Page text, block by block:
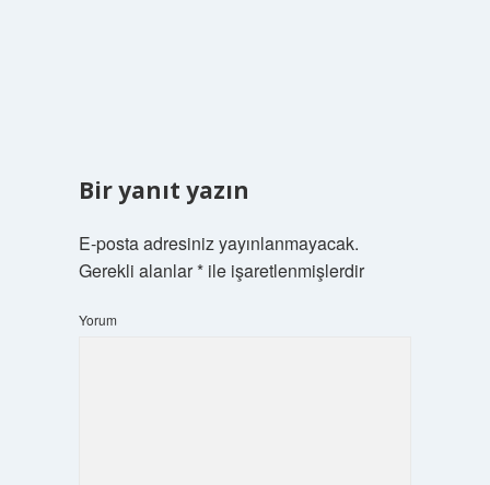
Bir yanıt yazın
E-posta adresiniz yayınlanmayacak.
Gerekli alanlar*ile işaretlenmişlerdir
Yorum